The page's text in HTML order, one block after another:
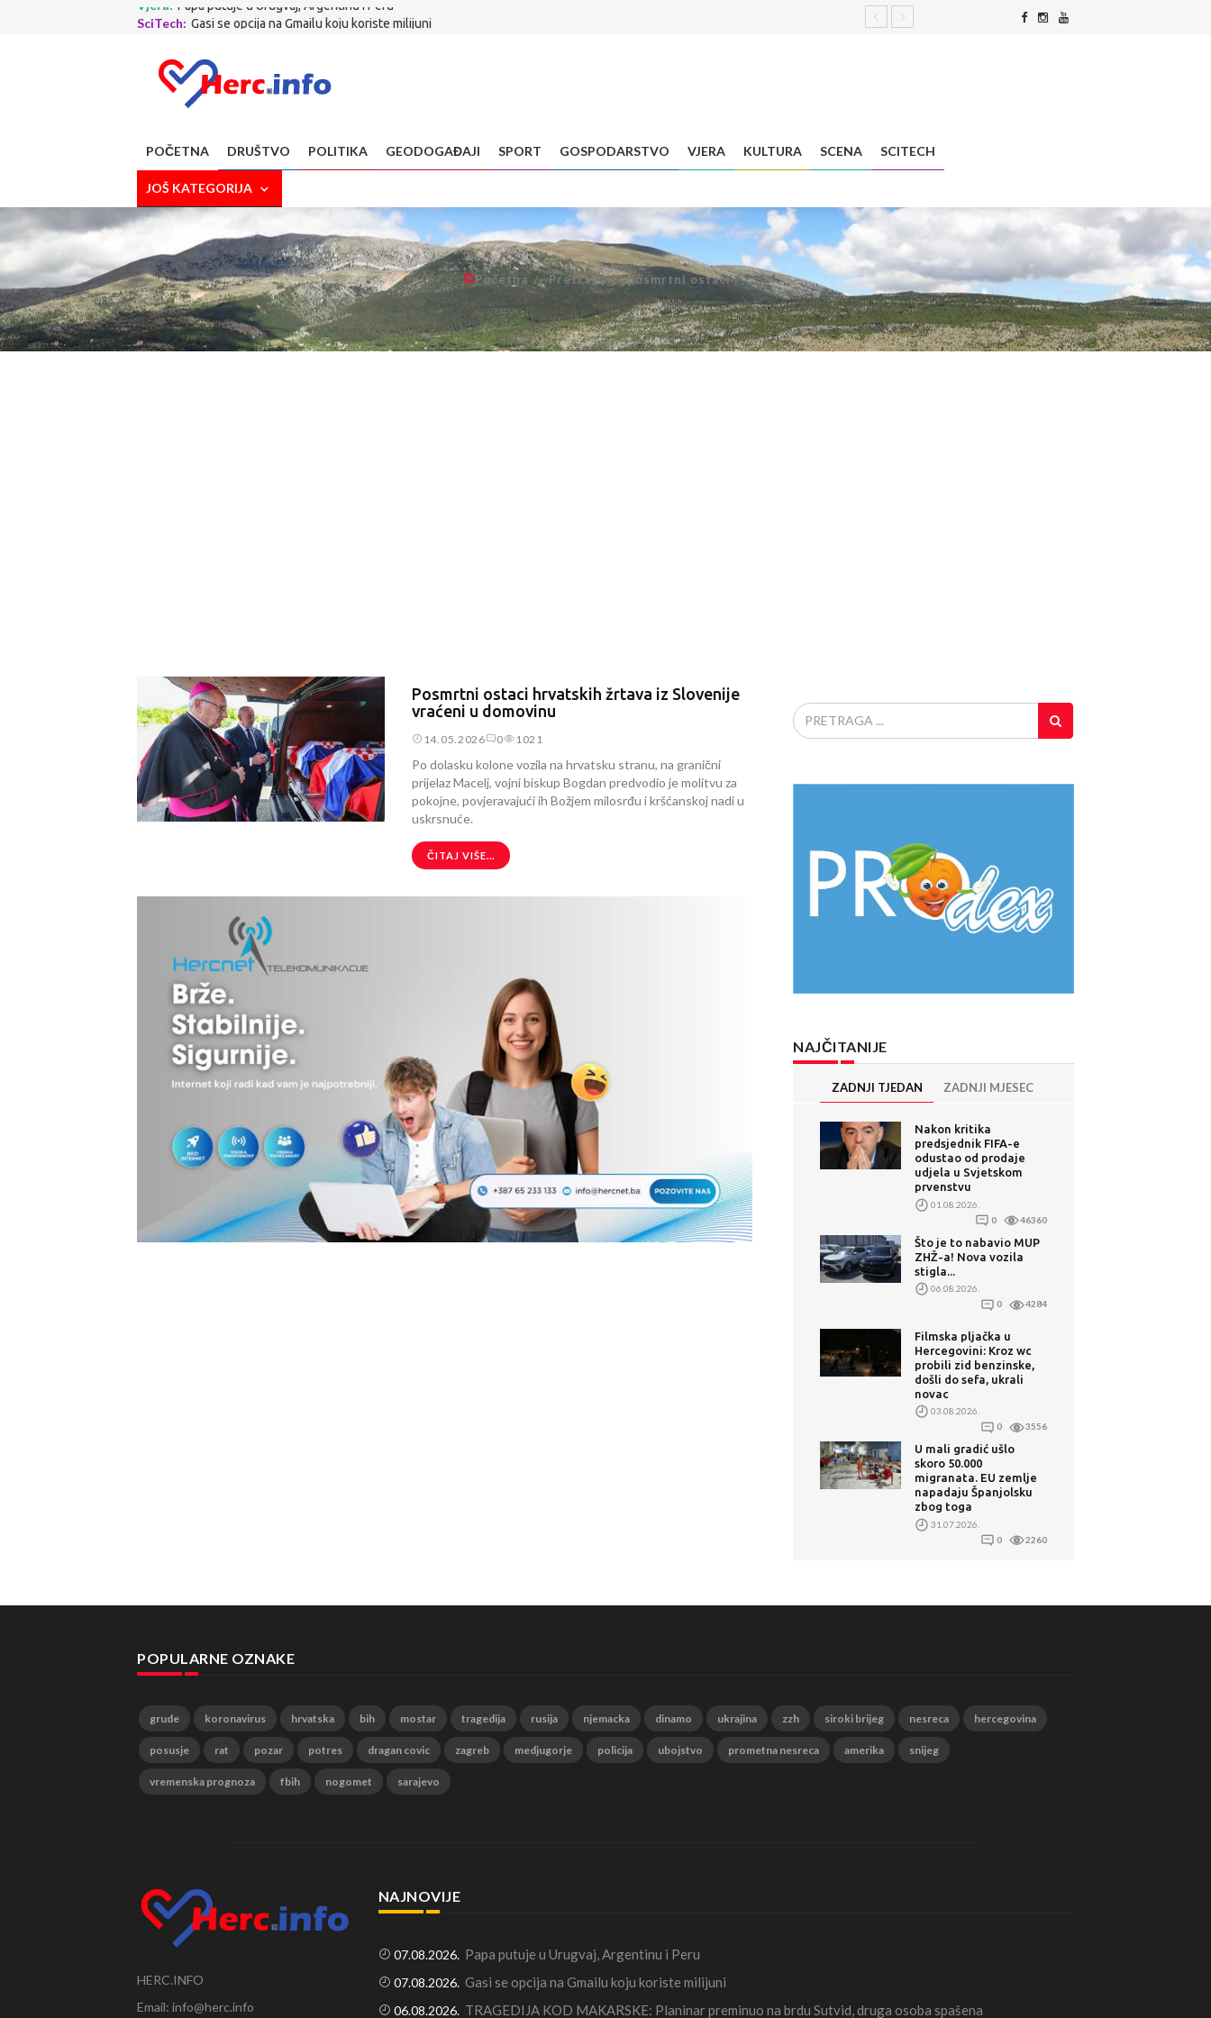
SciTech: Gasi se opcija na Gmailu koju koriste milijuni
Društvo: Što je to nabavio MUP ZHŽ-a! Nova vozila stigla...
Zdravlje: Izbjegavate li lubenicu zbog šećera? Znanstvenica objasnila zašto radite veliku pogrešku
Evo gdje ide Dalić! S njim stiže i Ćorluka!
Zabava: 321 Gastro dani ovog vikenda u Grudama: Dva dana vrhunske hrane, glazbe i zabave za cijelu obitelj
Poljoprivreda: Suša prijeti novim poskupljenjima hrane: Vrućine već uništavaju usjeve diljem BiH
Vjera:
POČETNA DRUŠTVO POLITIKA GEODOGAĐAJI SPORT GOSPODARSTVO VJERA KULTURA SCENA SCITECH
JOŠ KATEGORIJA
Početna Pretraga posmrtni ostaci
Posmrtni ostaci hrvatskih žrtava iz Slovenije
vraćeni u domovinu
14.05.2026 0 1021
Po dolasku kolone vozila na hrvatsku stranu, na granični
prijelaz Macelj, vojni biskup Bogdan predvodio je molitvu za
pokojne, povjeravajući ih Božjem milosrđu i kršćanskoj nadi u
uskrsnuće.
ČITAJ VIŠE...
NAJČITANIJE
ZADNJI TJEDAN ZADNJI MJESEC
Nakon kritika
predsjednik FIFA-e
odustao od prodaje
udjela u Svjetskom
prvenstvu
01.08.2026.
0
46360
Što je to nabavio MUP
ZHŽ-a! Nova vozila
stigla...
06.08.2026.
0
4284
Filmska pljačka u
Hercegovini: Kroz wc
probili zid benzinske,
došli do sefa, ukrali
novac
03.08.2026.
0
3556
U mali gradić ušlo
skoro 50.000
migranata. EU zemlje
napadaju Španjolsku
zbog toga
31.07.2026.
0
2260
POPULARNE OZNAKE
grude koronavirus hrvatska bih mostar tragedija rusija njemacka dinamo ukrajina zzh siroki brijeg nesreca hercegovina
posusje rat pozar potres dragan covic zagreb medjugorje policija ubojstvo prometna nesreca amerika snijeg
vremenska prognoza fbih nogomet sarajevo
HERC.INFO
Email: info@herc.info
NAJNOVIJE
07.08.2026. Papa putuje u Urugvaj, Argentinu i Peru
07.08.2026. Gasi se opcija na Gmailu koju koriste milijuni
06.08.2026. TRAGEDIJA KOD MAKARSKE: Planinar preminuo na brdu Sutvid, druga osoba spašena